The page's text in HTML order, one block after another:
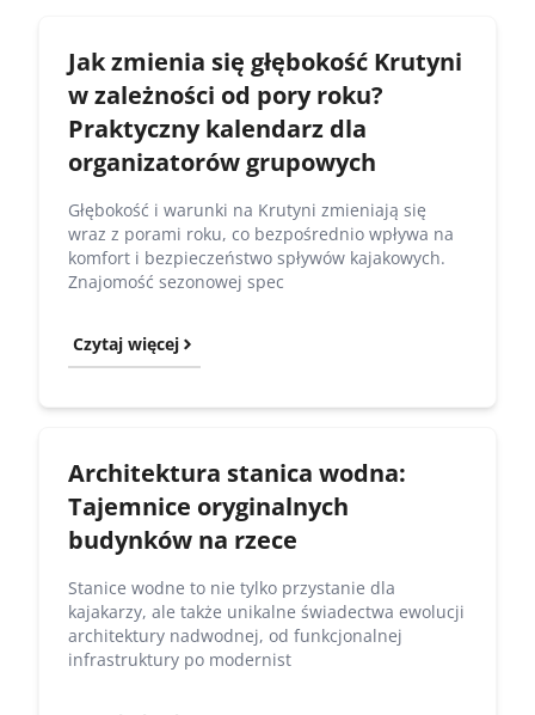
Jak zmienia się głębokość Krutyni
w zależności od pory roku?
Praktyczny kalendarz dla
organizatorów grupowych
Głębokość i warunki na Krutyni zmieniają się
wraz z porami roku, co bezpośrednio wpływa na
komfort i bezpieczeństwo spływów kajakowych.
Znajomość sezonowej spec
Czytaj więcej
Architektura stanica wodna:
Tajemnice oryginalnych
budynków na rzece
Stanice wodne to nie tylko przystanie dla
kajakarzy, ale także unikalne świadectwa ewolucji
architektury nadwodnej, od funkcjonalnej
infrastruktury po modernist